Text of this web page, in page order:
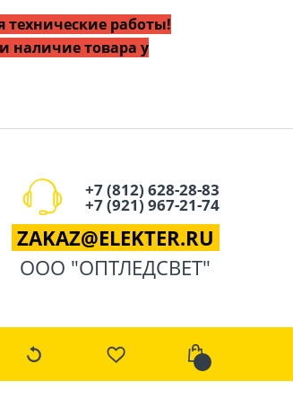
технические работы!
наличие товара у
+7 (812) 628-28-83
+7 (921) 967-21-74
ZAKAZ@ELEKTER.RU
ООО "ОПТЛЕДСВЕТ"